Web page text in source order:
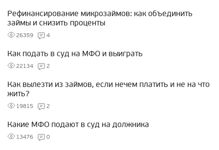
Рефинансирование микрозаймов: как объединить
займы и снизить проценты
26359 4
Как подать в суд на МФО и выиграть
22134 2
Как вылезти из займов, если нечем платить и не на что
жить?
19815 2
Какие МФО подают в суд на должника
13476 0